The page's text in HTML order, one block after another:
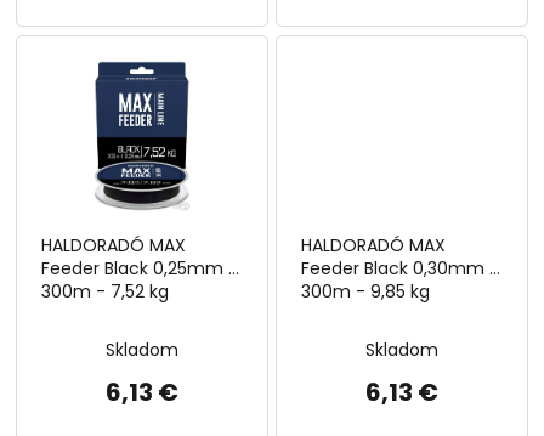
HALDORADÓ MAX
Feeder Black 0,25mm /
300m - 7,52 kg
Skladom
6,13 €
HALDORADÓ MAX
Feeder Black 0,30mm /
300m - 9,85 kg
Skladom
6,13 €